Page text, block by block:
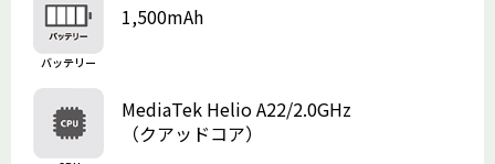
バッテリー
1,500mAh
MediaTek Helio A22/2.0GHz
（クアッドコア）